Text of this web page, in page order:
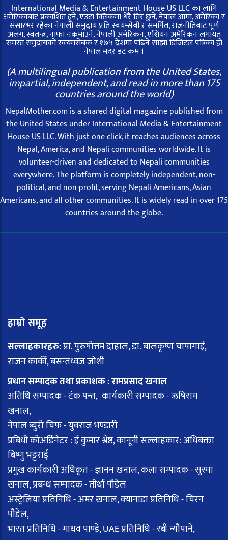
International Media & Entertainment House US LLC का लागि
अमेरिकाबाट प्रकाशित हुने, एउटा क्लिकमा धेरै तिर छुने, नेपाल आमा, अमेरिका र
संसारभर रहेका नेपाली समुदाय प्रति स्वयम्सेबी र समर्पित, राजनीतिबाट पूर्ण
अलग, स्वतन्त्र, नाफा नकमाउने, नेपाली अमेरिकन, एशियन अमेरिकन लगायत
समस्त समुदायको स्वयमसेबक र १७५ देशमा पढिने साझा डिजिटल पत्रिका हो
नेपाल मदर डट कम ।
(A multilingual publication from the United States,
impartial, independent, and read in more than 175
countries around the world)
NepalMother.com is a shared digital magazine published from
the United States under International Media & Entertainment
House US LLC. With just one click, it reaches audiences across
Nepal, America, and Nepali communities worldwide. It is
volunteer-driven and dedicated to Nepali communities
everywhere. The platform is completely independent, non-
political, and non-profit, serving Nepali Americans, Asian
Americans, and all other communities. It is widely read in over 175
countries around the globe.
हाम्रो समूह
सल्लाहकारहरु:प्रा. पुरुषोत्तम दाहाल, डा. बालकृष्ण चापागाईं,
राजन कार्की, बसन्तध्वज जोशी
प्रधान सम्पादक तथा प्रकाशक : रामप्रसाद खनाल
अतिथि सम्पादक - टंक पन्त, कार्यकारी सम्पादक - ऋषिराम
खनाल,
नेपाल ब्युरो चिफ - युवराज भण्डारी
प्रबिधी कोअर्डिनेटर : ई कुमार श्रेष्ठ, कानूनी सल्लाहकार: अधिबक्ता
बिष्णु भट्टराई
प्रमुख कार्यकारी अधिकृत - ज्ञानन खनाल, कला सम्पादक - सुस्मा
खनाल, प्रबन्ध सम्पादक - तीर्था पौडेल
अस्ट्रेलिया प्रतिनिधि - अमर खनाल, क्यानाडा प्रतिनिधि - चिरन
पौडेल,
भारत प्रतिनिधि - माधव पाण्डे, UAE प्रतिनिधि - रबी न्यौपाने,